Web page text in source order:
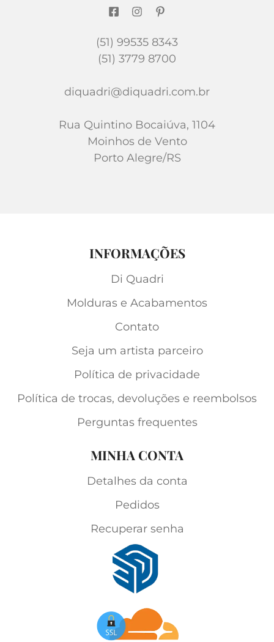
(51) 99535 8343
(51) 3779 8700
diquadri@diquadri.com.br
Rua Quintino Bocaiúva, 1104
Moinhos de Vento
Porto Alegre/RS
INFORMAÇÕES
Di Quadri
Molduras e Acabamentos
Contato
Seja um artista parceiro
Política de privacidade
Política de trocas, devoluções e reembolsos
Perguntas frequentes
MINHA CONTA
Detalhes da conta
Pedidos
Recuperar senha